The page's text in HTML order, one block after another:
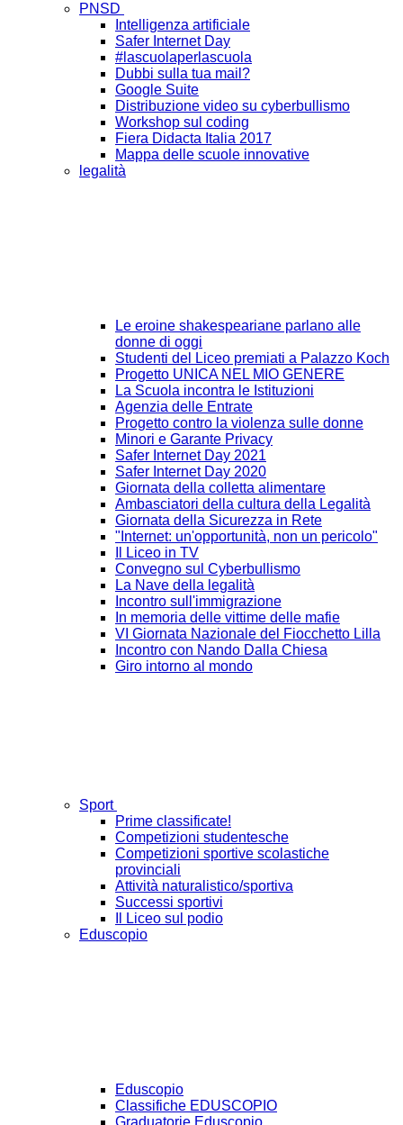
PNSD
Intelligenza artificiale
Safer Internet Day
#lascuolaperlascuola
Dubbi sulla tua mail?
Google Suite
Distribuzione video su cyberbullismo
Workshop sul coding
Fiera Didacta Italia 2017
Mappa delle scuole innovative
legalità
Le eroine shakespeariane parlano alle
donne di oggi
Studenti del Liceo premiati a Palazzo Koch
Progetto UNICA NEL MIO GENERE
La Scuola incontra le Istituzioni
Agenzia delle Entrate
Progetto contro la violenza sulle donne
Minori e Garante Privacy
Safer Internet Day 2021
Safer Internet Day 2020
Giornata della colletta alimentare
Ambasciatori della cultura della Legalità
Giornata della Sicurezza in Rete
"Internet: un'opportunità, non un pericolo"
Il Liceo in TV
Convegno sul Cyberbullismo
La Nave della legalità
Incontro sull'immigrazione
In memoria delle vittime delle mafie
VI Giornata Nazionale del Fiocchetto Lilla
Incontro con Nando Dalla Chiesa
Giro intorno al mondo
Sport
Prime classificate!
Competizioni studentesche
Competizioni sportive scolastiche
provinciali
Attività naturalistico/sportiva
Successi sportivi
Il Liceo sul podio
Eduscopio
Eduscopio
Classifiche EDUSCOPIO